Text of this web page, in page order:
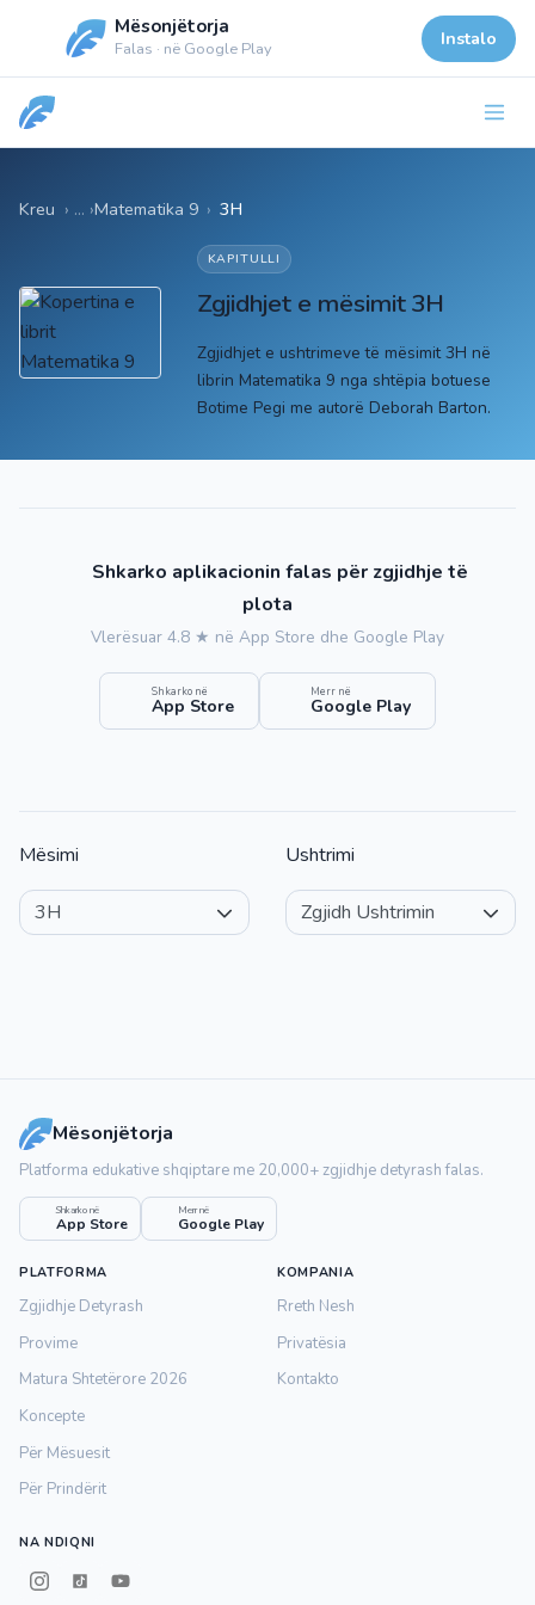
Mësonjëtorja
Falas · në Google Play Instalo
Kreu Matematika 9 › 3H
KAPITULLI
Zgjidhjet e mësimit 3H
Zgjidhjet e ushtrimeve të mësimit 3H në
librin Matematika 9 nga shtëpia botuese
Botime Pegi me autorë Deborah Barton.
Shkarko aplikacionin falas për zgjidhje të
plota
Vlerësuar 4.8 ★ në App Store dhe Google Play
Shkarko në
App Store
Merr në
Google Play
Mësimi Ushtrimi
Mësonjëtorja
Platforma edukative shqiptare me 20,000+ zgjidhje detyrash falas.
Shkarko në
App Store
Merr në
Google Play
PLATFORMA
Zgjidhje Detyrash
Provime
Matura Shtetërore 2026
Koncepte
Për Mësuesit
Për Prindërit
KOMPANIA
Rreth Nesh
Privatësia
Kontakto
NA NDIQNI